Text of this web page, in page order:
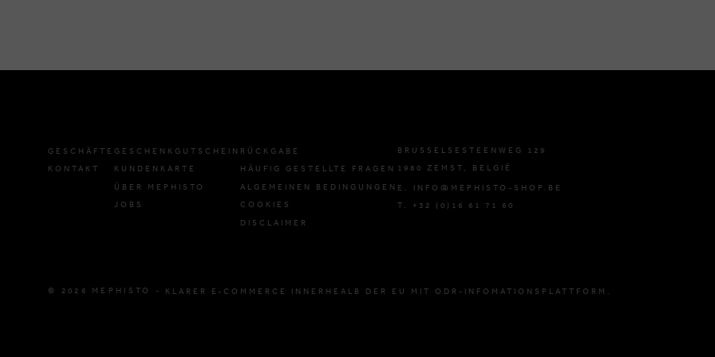
GESCHÄFTE
KONTAKT
GESCHENKGUTSCHEIN
KUNDENKARTE
ÜBER MEPHISTO
JOBS
RÜCKGABE
HÄUFIG GESTELLTE FRAGEN
ALGEMEINEN BEDINGUNGEN
COOKIES
DISCLAIMER
BRUSSELSESTEENWEG 129
1980 ZEMST, BELGIË
E. INFO@MEPHISTO-SHOP.BE
T. +32 (0)16 61 71 60
© 2026 MEPHISTO - KLARER E-COMMERCE INNERHEALB DER EU MIT ODR-INFOMATIONSPLATTFORM.